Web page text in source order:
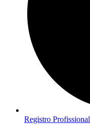
Registro Profissional